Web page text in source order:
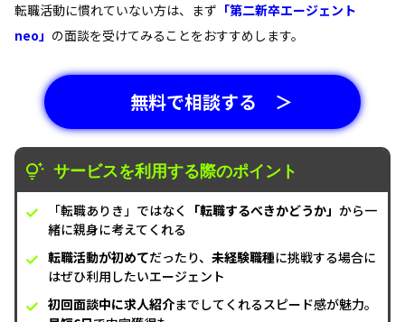
転職活動に慣れていない方は、まず 「第二新卒エージェント
neo」 の面談を受けてみることをおすすめします。
無料で相談する ＞
サービスを利用する際のポイント
「転職ありき」ではなく 「転職するべきかどうか」 から一
緒に親身に考えてくれる
転職活動が初めてだったり、 未経験職種に挑戦する場合に
はぜひ利用したいエージェント
初回面談中に求人紹介までしてくれるスピード感が魅力。